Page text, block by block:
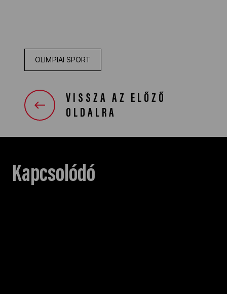
OLIMPIAI SPORT
VISSZA AZ ELŐZŐ
OLDALRA
Kapcsolódó